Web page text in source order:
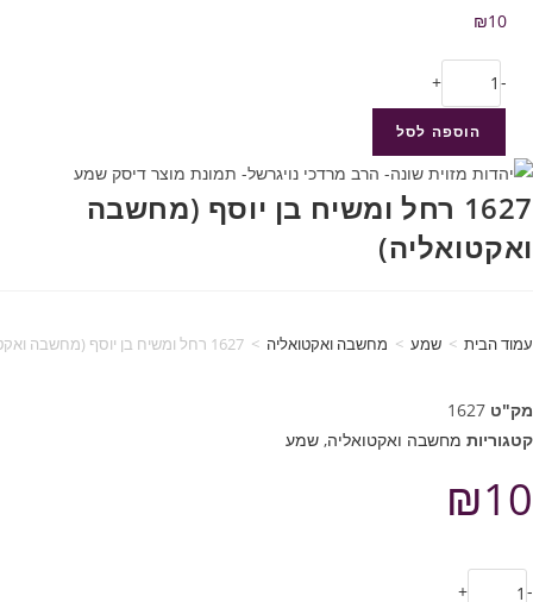
₪10
-
+
הוספה לסל
1627 רחל ומשיח בן יוסף (מחשבה
ואקטואליה)
עמוד הבית > שמע > מחשבה ואקטואליה > 1627 רחל ומשיח בן יוסף (מחשבה ואקטואליה)
מק"ט 1627
קטגוריות מחשבה ואקטואליה, שמע
₪10
-
+